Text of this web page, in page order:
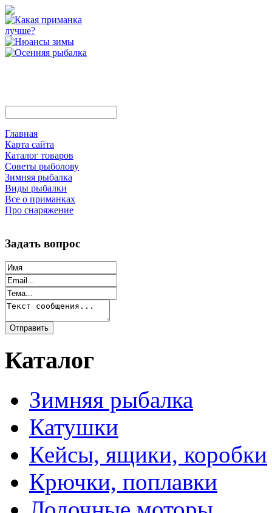
Главная
Карта сайта
Каталог товаров
Советы рыболову
Зимняя рыбалка
Виды рыбалки
Все о приманках
Про снаряжение
Задать вопрос
Каталог
Зимняя рыбалка
Катушки
Кейсы, ящики, коробки
Крючки, поплавки